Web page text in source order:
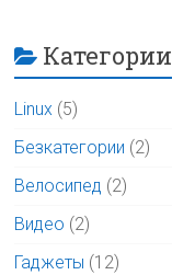
Категории
Linux (5)
Безкатегории (2)
Велосипед (2)
Видео (2)
Гаджеты (12)